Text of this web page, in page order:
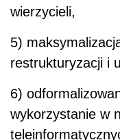
wierzycieli,
5)
restrukturyzacji i
6)
wykorzystanie w